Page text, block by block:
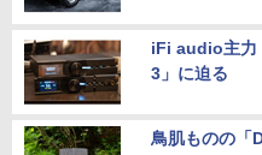
iFi audio主力
3」に迫る
鳥肌ものの「